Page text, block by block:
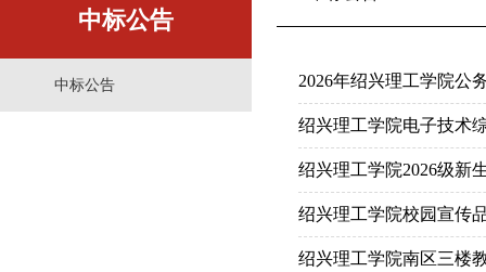
中标公告
中标公告 2026年绍兴理工学院公
绍兴理工学院电子技术
绍兴理工学院2026级新
绍兴理工学院校园宣传
绍兴理工学院南区三楼